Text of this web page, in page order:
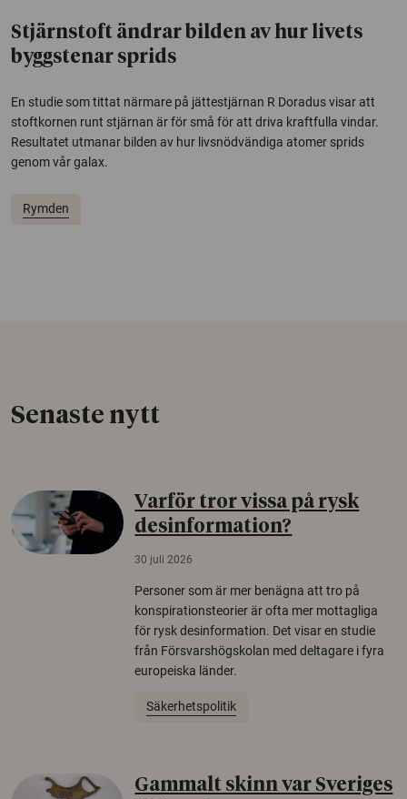
Stjärnstoft ändrar bilden av hur livets
byggstenar sprids
En studie som tittat närmare på jättestjärnan R Doradus visar att
stoftkornen runt stjärnan är för små för att driva kraftfulla vindar.
Resultatet utmanar bilden av hur livsnödvändiga atomer sprids
genom vår galax.
Rymden
Senaste nytt
Varför tror vissa på rysk
desinformation?
30 juli 2026
Personer som är mer benägna att tro på
konspirationsteorier är ofta mer mottagliga
för rysk desinformation. Det visar en studie
från Försvarshögskolan med deltagare i fyra
europeiska länder.
Säkerhetspolitik
Gammalt skinn var Sveriges